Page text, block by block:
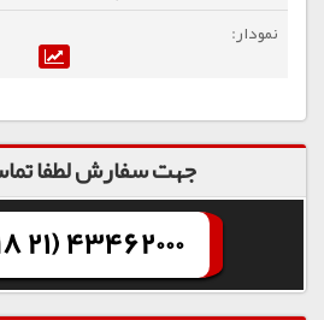
جهت سفارش لطفا
21) 43462000